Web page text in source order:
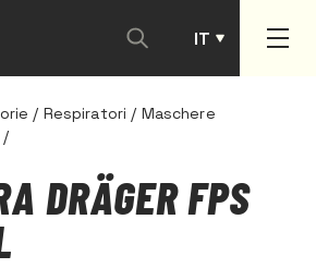
IT
PT
/ Respiratori / Maschere
/
DRÄGER FPS